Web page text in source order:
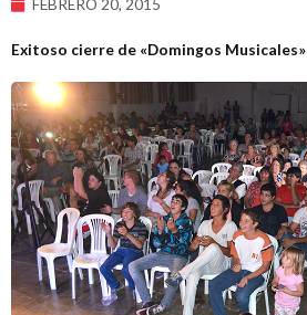
FEBRERO 20, 2015
Exitoso cierre de «Domingos Musicales»